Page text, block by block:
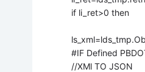
if li_ret>0 then
#IF Defined
//XMl TO JSON